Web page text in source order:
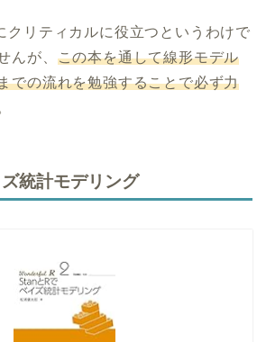
クリティカルに役立つというわけで
んが、 この本を通して線形モデル
での流れを勉強することで必ず力
統計モデリング